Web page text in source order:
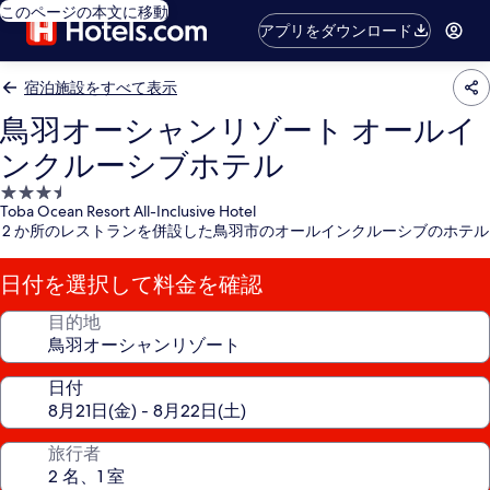
このページの本文に移動
アプリをダウンロード
宿泊施設をすべて表示
鳥羽オーシャンリゾート オールイ
ンクルーシブホテル
3.5
つ
星
宿
泊
施
Toba Ocean Resort All-Inclusive Hotel
2 か所のレストランを併設した鳥羽市のオールインクルーシブのホテル
日付を選択して料金を確認
目的地
日付
旅行者